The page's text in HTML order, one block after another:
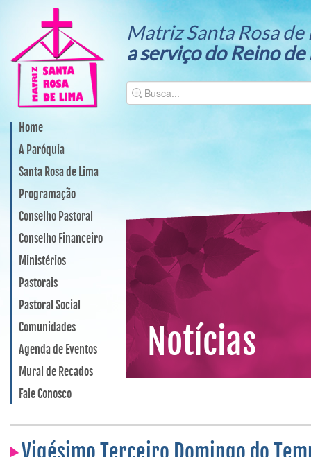
Home
A Paróquia
Santa Rosa de Lima
Programação
Conselho Pastoral
Conselho Financeiro
Ministérios
Pastorais
Pastoral Social
Comunidades
Agenda de Eventos
Mural de Recados
Fale Conosco
Matriz Santa Rosa de
a serviço do Reino
Notícias
Vigésimo Terceiro Domingo do